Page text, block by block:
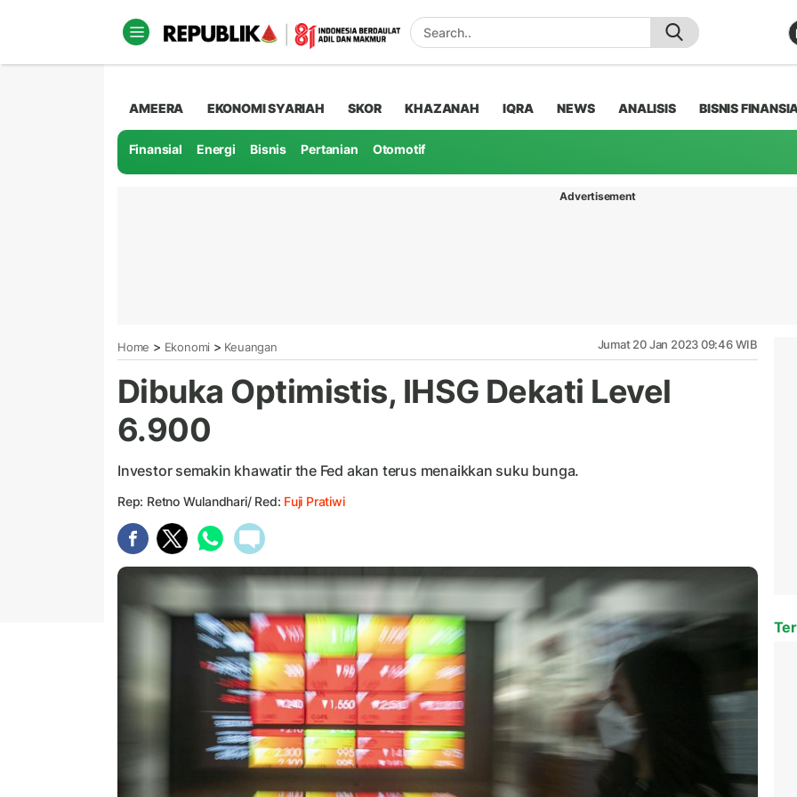
AMEERA EKONOMI SYARIAH SKOR KHAZANAH IQRA NEWS ANALISIS BISNIS
Finansial Energi Bisnis Pertanian Otomotif
Advertisement
Home > Ekonomi > Keuangan Jumat 20 Jan 2023 09:46 WIB
Dibuka Optimistis, IHSG Dekati Level
6.900
Investor semakin khawatir the Fed akan terus menaikkan suku bunga.
Rep: Retno Wulandhari/ Red: Fuji Pratiwi